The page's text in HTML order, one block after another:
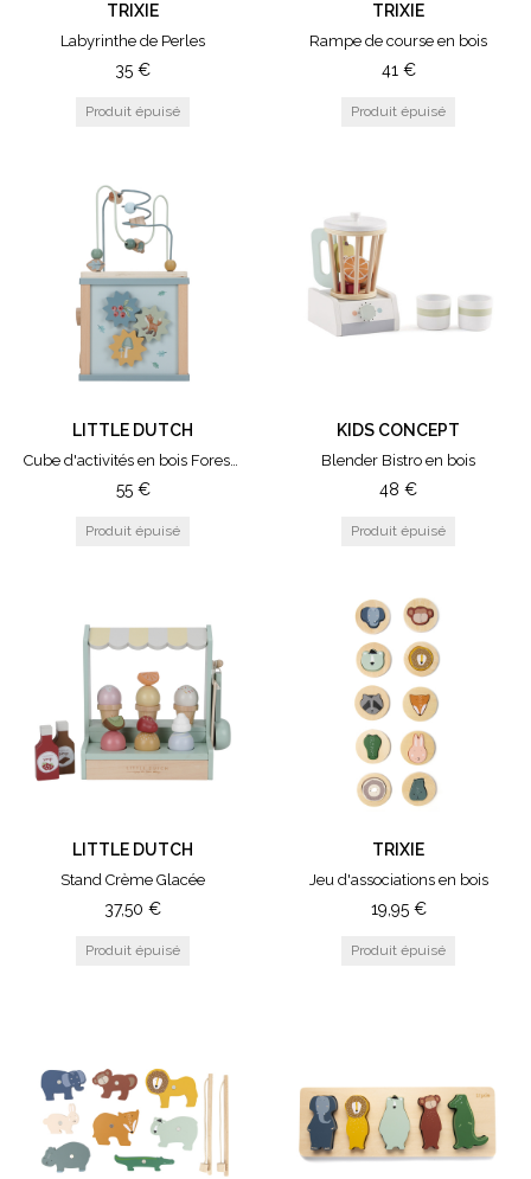
TRIXIE
Labyrinthe de Perles
35 €
TRIXIE
Rampe de course en bois
41 €
LITTLE DUTCH
Cube d'activités en bois Forest Friends
55 €
KIDS CONCEPT
Blender Bistro en bois
48 €
LITTLE DUTCH
Stand Crème Glacée
37,50 €
TRIXIE
Jeu d'associations en bois
19,95 €